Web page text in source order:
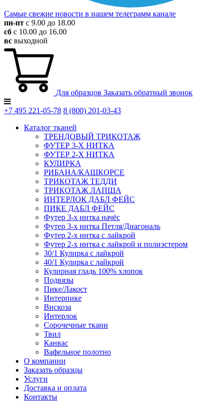
Самые свежие новости в нашем телеграмм канале
пн-пт с 9.00 до 18.00
сб с 10.00 до 16.00
вс выходной
Для образцов Заказать обратный звонок
+7 495 221-05-78 8 (800) 201-03-43
Каталог тканей
ТРЕНДОВЫЙ ТРИКОТАЖ
ФУТЕР 3-Х НИТКА
ФУТЕР 2-Х НИТКА
КУЛИРКА
РИБАНА/КАШКОРСЕ
ТРИКОТАЖ ТЕДДИ
ТРИКОТАЖ ЛАПША
ИНТЕРЛОК ДАБЛ ФЕЙС
ПИКЕ ДАБЛ ФЕЙС
Футер 3-х нитка начёс
Футер 3-х нитка Петля/Диагональ
Футер 2-х нитка с лайкрой
Футер 2-х нитка с лайкрой и полиэстером
30/1 Кулирка с лайкрой
40/1 Кулирка с лайкрой
Кулирная гладь 100% хлопок
Подвязы
Пике/Лакост
Интерпике
Вискоза
Интерлок
Сорочечные ткани
Твил
Канвас
Вафельное полотно
О компании
Заказать образцы
Услуги
Доставка и оплата
Контакты